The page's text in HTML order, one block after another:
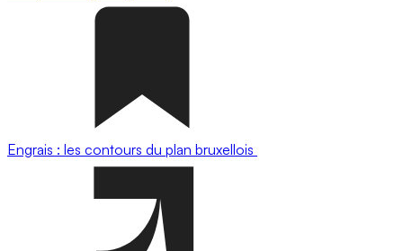
Engrais : les contours du plan bruxellois